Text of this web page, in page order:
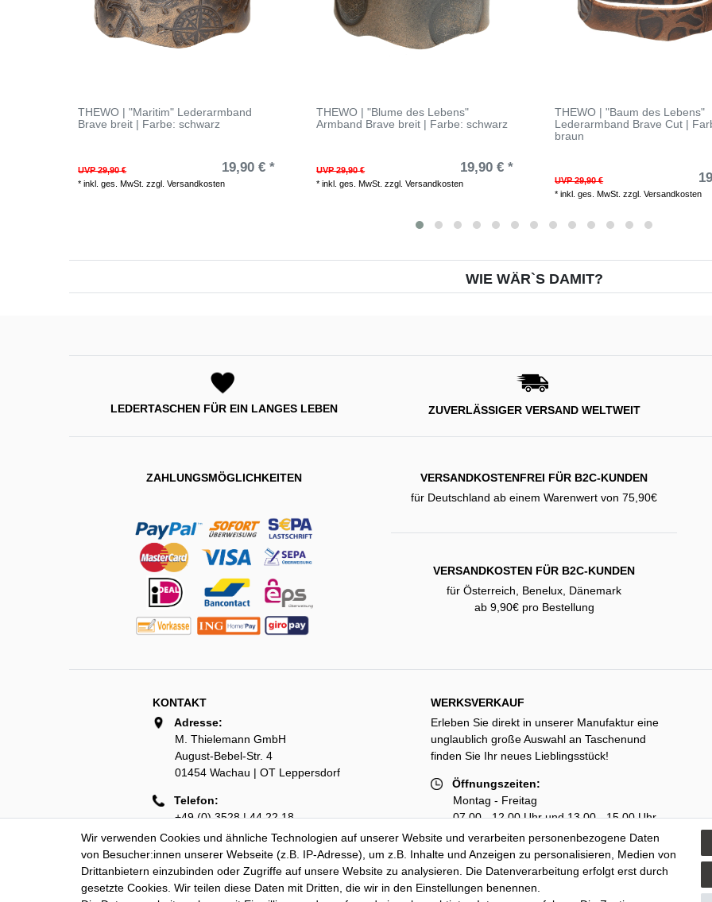
THEWO | "Maritim" Lederarmband
Brave breit | Farbe: schwarz
UVP 29,90 € 19,90 € *
*inkl. ges. MwSt. zzgl.Versandkosten
THEWO | "Blume des Lebens"
Armband Brave breit | Farbe: schwarz
UVP 29,90 € 19,90 € *
*inkl. ges. MwSt. zzgl.Versandkosten
THEWO | "Baum des Lebens"
Lederarmband Brave Cut |
braun
UVP 29,90 €
*inkl. ges. MwSt. zzgl.Versandkosten
WIE WÄR`S DAMIT?
LEDERTASCHEN FÜR EIN LANGES LEBEN ZUVERLÄSSIGER VERSAND WELTWEIT
ZAHLUNGSMÖGLICHKEITEN
VERSANDKOSTENFREI FÜR B2C-KUNDEN
für Deutschland ab einem Warenwert von 75,90€
VERSANDKOSTEN FÜR B2C-KUNDEN
für Österreich, Benelux, Dänemark
ab 9,90€ pro Bestellung
KONTAKT
Adresse:
M. Thielemann GmbH
August-Bebel-Str. 4
01454 Wachau | OT Leppersdorf
Telefon:
+49 (0) 3528 | 44 22 18
e-Mail:
info@thielemann-lederwaren.de
WERKSVERKAUF
Erleben Sie direkt in unserer Manufaktur eine
unglaublich große Auswahl an Taschenund
finden Sie Ihr neues Lieblingsstück!
Öffnungszeiten:
Montag - Freitag
07.00 - 12.00 Uhr und 13.00 - 15.00 Uhr
zusätzlich Dienstag
13.00 - 18.00 Uhr
Wir verwenden Cookies und ähnliche Technologien auf unserer Website und verarbeiten personenbezogene Daten
von Besucher:innen unserer Webseite (z.B. IP-Adresse), um z.B. Inhalte und Anzeigen zu personalisieren, Medien von
Drittanbietern einzubinden oder Zugriffe auf unsere Website zu analysieren. Die Datenverarbeitung erfolgt erst durch
gesetzte Cookies. Wir teilen diese Daten mit Dritten, die wir in den Einstellungen benennen.